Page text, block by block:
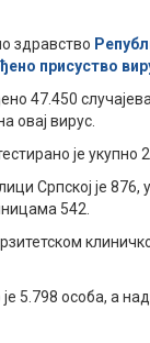
здравство
присуство
47.450
овај вирус.
је укупно
Српској је
542.
5.798 особа, а